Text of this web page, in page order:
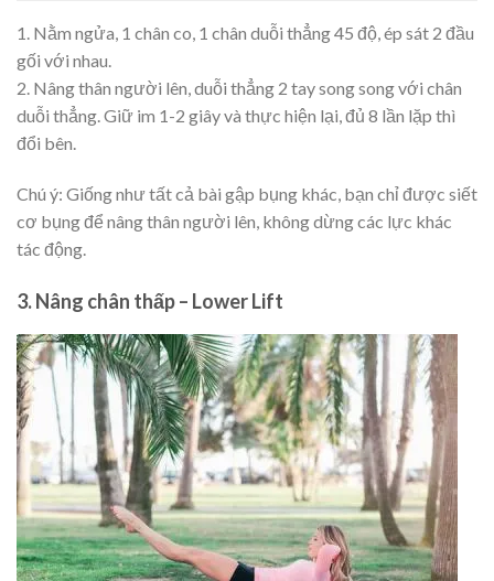
1. Nằm ngửa, 1 chân co, 1 chân duỗi thẳng 45 độ, ép sát 2 đầu
gối với nhau.
2. Nâng thân người lên, duỗi thẳng 2 tay song song với chân
duỗi thẳng. Giữ im 1-2 giây và thực hiện lại, đủ 8 lần lặp thì
đổi bên.
Chú ý: Giống như tất cả bài gập bụng khác, bạn chỉ được siết
cơ bụng để nâng thân người lên, không dừng các lực khác
tác động.
3. Nâng chân thấp – Lower Lift